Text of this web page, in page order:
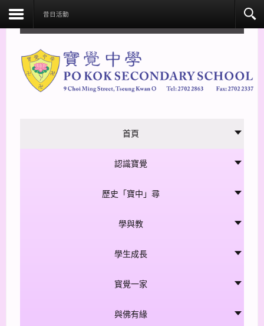
昔日活動
首頁
認識寶覺
歷史「寶中」尋
學與教
學生成長
寳覺一家
與佛有緣